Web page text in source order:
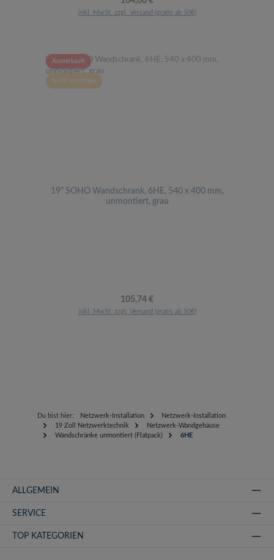
inkl. MwSt. zzgl. Versand (gratis ab 50€)
Ausverkauft
Nicht vorrätiges
19" SOHO Wandschrank, 6HE, 540 x 400 mm,
unmontiert, grau
Regulärer Preis:
105,74 €
inkl. MwSt. zzgl. Versand (gratis ab 50€)
Du bist hier: Netzwerk-Installation
Netzwerk-Installation
19 Zoll Netzwerktechnik
Netzwerk-Wandgehäuse
Wandschränke unmontiert (Flatpack)
6HE
ALLGEMEIN
SERVICE
TOP KATEGORIEN